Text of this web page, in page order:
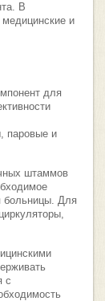
В
медицинские и
для
паровые и
штаммов
больницы. Для
с